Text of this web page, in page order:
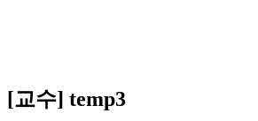
[교수] temp3